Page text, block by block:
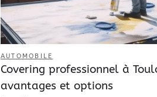
AUTOMOBILE
Covering professionnel à
avantages et options